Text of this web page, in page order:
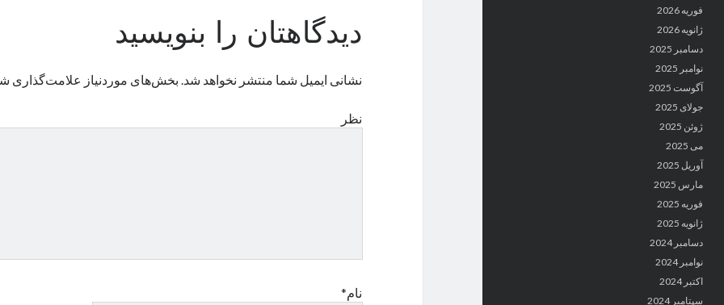
فوریه 2026
ژانویه 2026
دسامبر 2025
نوامبر 2025
آگوست 2025
جولای 2025
ژوئن 2025
می 2025
آوریل 2025
مارس 2025
فوریه 2025
ژانویه 2025
دسامبر 2024
نوامبر 2024
اکتبر 2024
سپتامبر 2024
دیدگاهتان را بنویسید
نشانی ایمیل شما منتشر نخواهد شد. بخش‌های موردنیاز علامت‌گذاری
نظر
نام*